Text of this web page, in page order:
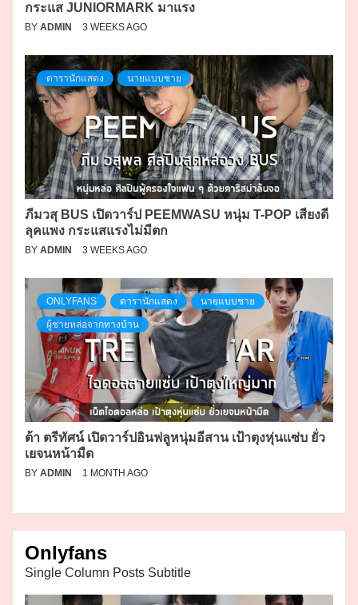
กระแส JUNIORMARK มาแรง
BY ADMIN 3 WEEKS AGO
ดารานักแสดง นายแบบชาย
ภีมวสุ BUS เปิดวาร์ป PEEMWASU หนุ่ม T-POP เสียงดี
ลุคแพง กระแสแรงไม่มีตก
BY ADMIN 3 WEEKS AGO
ONLYFANS ดารานักแสดง นายแบบชาย
ผู้ชายหล่อจากทางบ้าน
ต้า ตรีทัศน์ เปิดวาร์ปอินฟลูหนุ่มอีสาน เป้าตุงหุ่นแซ่บ ยั่ว
เยจนหน้ามืด
BY ADMIN 1 MONTH AGO
Onlyfans
Single Column Posts Subtitle